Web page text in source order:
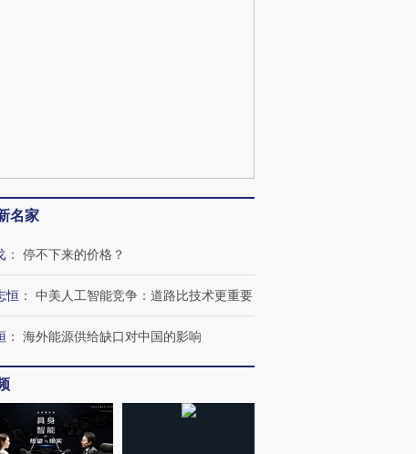
名家
： 停不下来的价格？
恒 ： 中美人工智能竞争：道路比技术更重要
： 海外能源供给缺口对中国的影响